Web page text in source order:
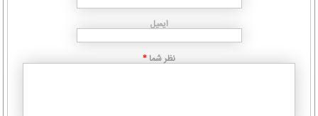
ایمیل
نظر شما *